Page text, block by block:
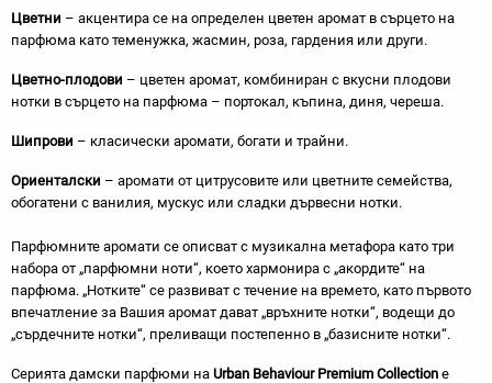
Цветни – акцентира се на определен цветен аромат в сърцето на
парфюма като теменужка, жасмин, роза, гардения или други.
Цветно-плодови – цветен аромат, комбиниран с вкусни плодови
нотки в сърцето на парфюма – портокал, къпина, диня, череша.
Шипрови – класически аромати, богати и трайни.
Ориенталски – аромати от цитрусовите или цветните семейства,
обогатени с ванилия, мускус или сладки дървесни нотки.
Парфюмните аромати се описват с музикална метафора като три
набора от „парфюмни ноти“, което хармонира с „акордите“ на
парфюма. „Нотките“ се развиват с течение на времето, като първото
впечатление за Вашия аромат дават „връхните нотки“, водещи до
„сърдечните нотки“, преливащи постепенно в „базисните нотки“.
Серията дамски парфюми на Urban Behaviour Premium Collection е